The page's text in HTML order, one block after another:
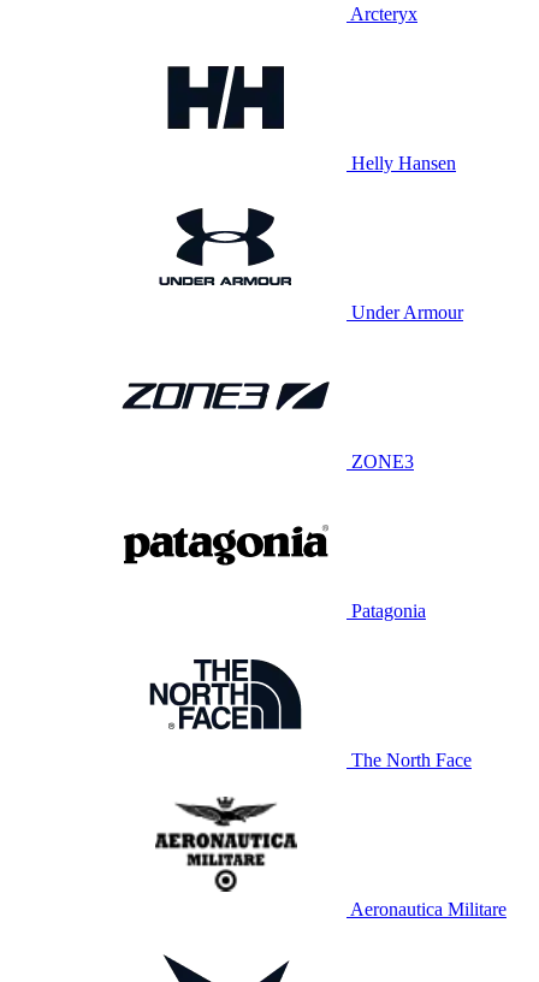
Arcteryx
Helly Hansen
Under Armour
ZONE3
Patagonia
The North Face
Aeronautica Militare